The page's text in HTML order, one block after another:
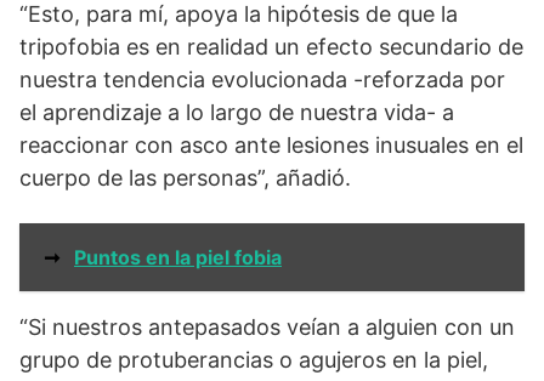
“Esto, para mí, apoya la hipótesis de que la
tripofobia es en realidad un efecto secundario de
nuestra tendencia evolucionada -reforzada por
el aprendizaje a lo largo de nuestra vida- a
reaccionar con asco ante lesiones inusuales en el
cuerpo de las personas”, añadió.
➞ Puntos en la piel fobia
“Si nuestros antepasados veían a alguien con un
grupo de protuberancias o agujeros en la piel,